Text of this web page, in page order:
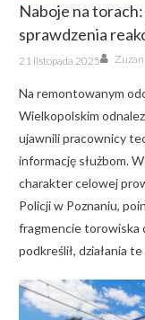
Naboje na
sprawdzenia
Posted
on
21 listopada 2025 Author
Na remontowanym
Wielkopolskim
ujawnili pracownicy
informację służbom.
charakter celowej
Policji w Poznaniu,
fragmencie torowiska
podkreślił, działania